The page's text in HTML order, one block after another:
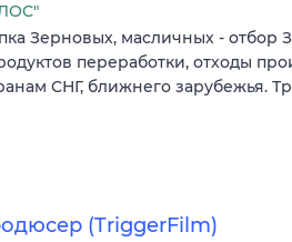
Зерновых, масличных - отбор
переработки, отходы
СНГ, ближнего зарубежья.
(TriggerFilm)